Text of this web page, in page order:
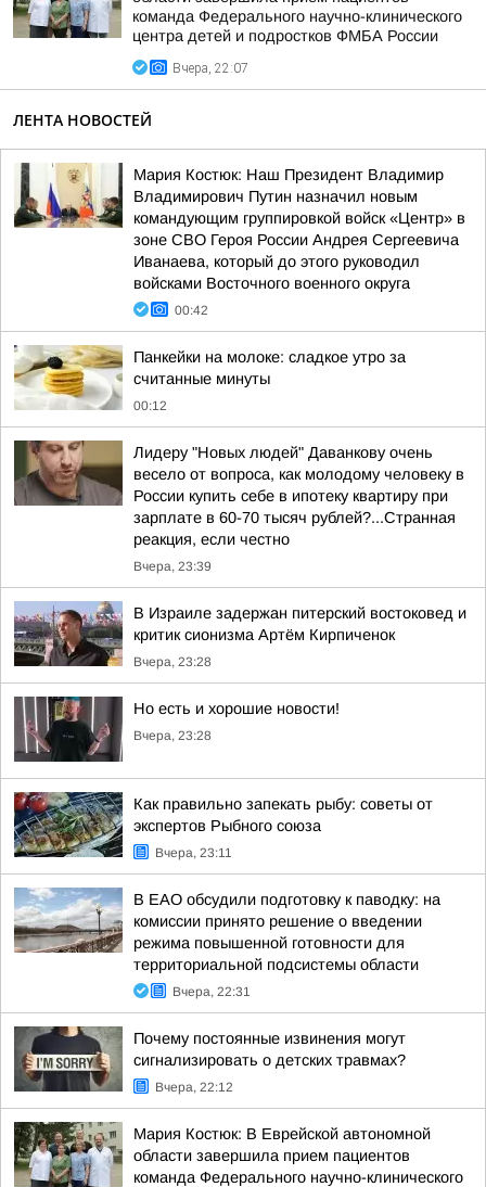
команда Федерального научно-клинического
центра детей и подростков ФМБА России
Вчера, 22:07
ЛЕНТА НОВОСТЕЙ
Мария Костюк: Наш Президент Владимир
Владимирович Путин назначил новым
командующим группировкой войск «Центр» в
зоне СВО Героя России Андрея Сергеевича
Иванаева, который до этого руководил
войсками Восточного военного округа
00:42
Панкейки на молоке: сладкое утро за
считанные минуты
00:12
Лидеру "Новых людей" Даванкову очень
весело от вопроса, как молодому человеку в
России купить себе в ипотеку квартиру при
зарплате в 60-70 тысяч рублей?...Странная
реакция, если честно
Вчера, 23:39
В Израиле задержан питерский востоковед и
критик сионизма Артём Кирпиченок
Вчера, 23:28
Но есть и хорошие новости!
Вчера, 23:28
Как правильно запекать рыбу: советы от
экспертов Рыбного союза
Вчера, 23:11
В ЕАО обсудили подготовку к паводку: на
комиссии принято решение о введении
режима повышенной готовности для
территориальной подсистемы области
Вчера, 22:31
Почему постоянные извинения могут
сигнализировать о детских травмах?
Вчера, 22:12
Мария Костюк: В Еврейской автономной
области завершила прием пациентов
команда Федерального научно-клинического